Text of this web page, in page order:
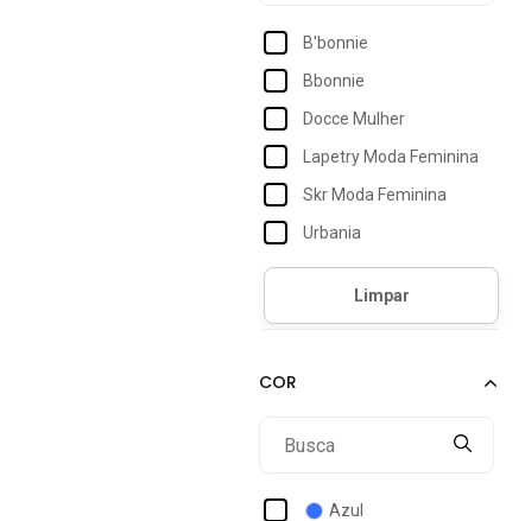
B'bonnie
Bbonnie
Docce Mulher
Lapetry Moda Feminina
Skr Moda Feminina
Urbania
Azul